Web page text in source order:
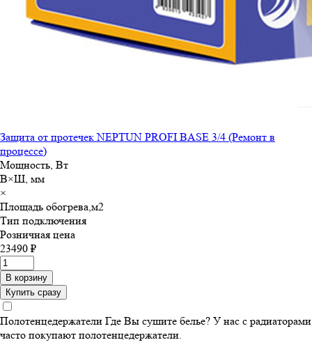
Защита от протечек NEPTUN PROFI BASE 3/4 (Ремонт в
процессе)
Мощность, Вт
В×Ш, мм
×
Площадь обогрева,м2
Тип подключения
Розничная цена
23490 ₽
В корзину
Купить сразу
Полотенцедержатели Где Вы сушите белье? У нас с радиаторами
часто покупают полотенцедержатели.